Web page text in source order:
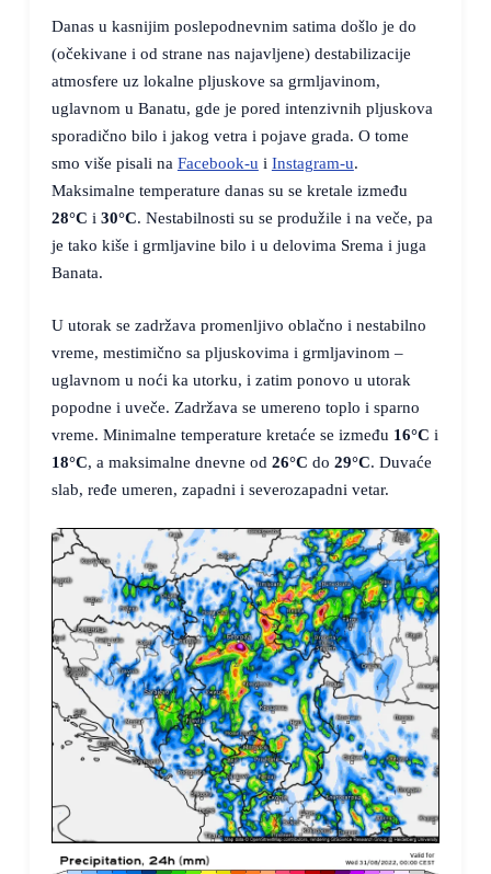
Danas u kasnijim poslepodnevnim satima došlo je do
(očekivane i od strane nas najavljene) destabilizacije
atmosfere uz lokalne pljuskove sa grmljavinom,
uglavnom u Banatu, gde je pored intenzivnih pljuskova
sporadično bilo i jakog vetra i pojave grada. O tome
smo više pisali na Facebook-u i Instagram-u.
Maksimalne temperature danas su se kretale između
28°C i 30°C. Nestabilnosti su se produžile i na veče, pa
je tako kiše i grmljavine bilo i u delovima Srema i juga
Banata.
U utorak se zadržava promenljivo oblačno i nestabilno
vreme, mestimično sa pljuskovima i grmljavinom –
uglavnom u noći ka utorku, i zatim ponovo u utorak
popodne i uveče. Zadržava se umereno toplo i sparno
vreme. Minimalne temperature kretaće se između 16°C i
18°C, a maksimalne dnevne od 26°C do 29°C. Duvaće
slab, ređe umeren, zapadni i severozapadni vetar.